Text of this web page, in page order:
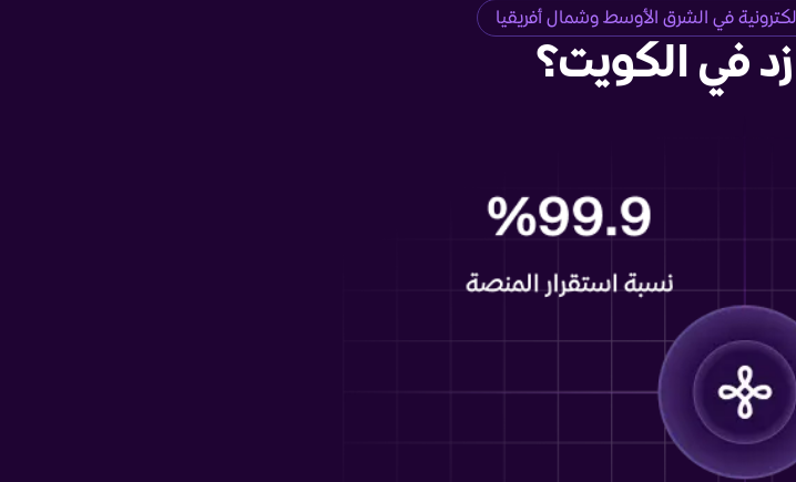
في الشرق الأوسط وشمال أفريقيا
زد في الكويت؟